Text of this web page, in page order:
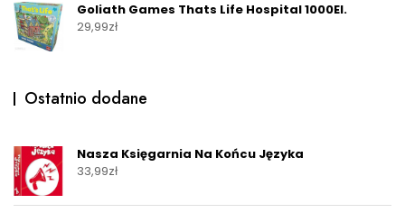
Goliath Games Thats Life Hospital 1000El.
29,99zł
Ostatnio dodane
Nasza Księgarnia Na Końcu Języka
33,99zł